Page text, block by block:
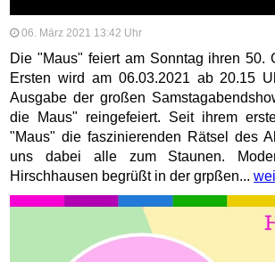
06. März 2021 13:42 Uhr
Die "Maus" feiert am Sonntag ihren 50.
Ersten wird am 06.03.2021 ab 20.15
Ausgabe der großen
die Maus" reingefeiert. Seit ihrem
"Maus" die faszinierenden Rätsel des
uns dabei alle zum Staunen.
Hirschhausen begrüßt in der grpßen...